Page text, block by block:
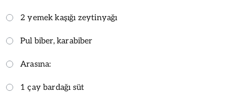
2 yemek kaşığı zeytinyağı
Pul biber, karabiber
Arasına:
1 çay bardağı süt